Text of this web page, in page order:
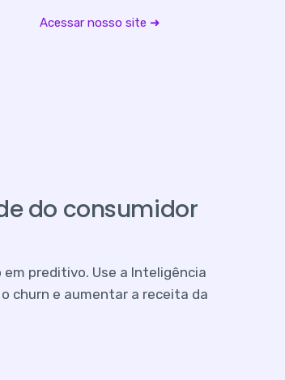
Acessar nosso site ➜
do consumidor
preditivo. Use a Inteligência
churn e aumentar a receita da